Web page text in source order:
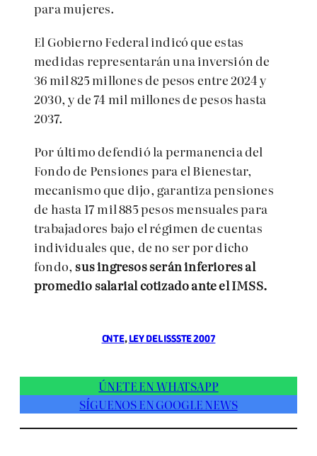
para mujeres.
El Gobierno Federal indicó que estas
medidas representarán una inversión de
36 mil 825 millones de pesos entre 2024 y
2030, y de 74 mil millones de pesos hasta
2037.
Por último defendió la permanencia del
Fondo de Pensiones para el Bienestar,
mecanismo que dijo, garantiza pensiones
de hasta 17 mil 885 pesos mensuales para
trabajadores bajo el régimen de cuentas
individuales que, de no ser por dicho
fondo, sus ingresos serán inferiores al
promedio salarial cotizado ante el IMSS.
CNTE, LEY DEL ISSSTE 2007
ÚNETE EN WHATSAPP
SÍGUENOS EN GOOGLE NEWS